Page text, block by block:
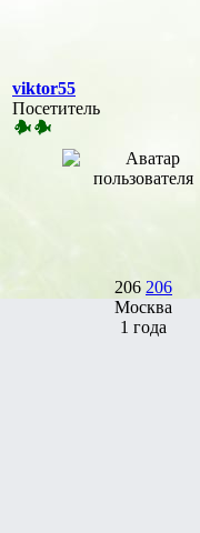
viktor55
Посетитель
206 206
Москва
1 года